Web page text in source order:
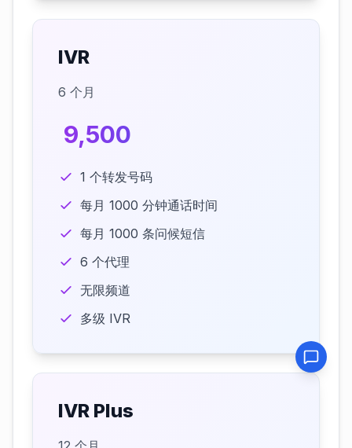
IVR
6 个月
₹ 9,500
1 个转发号码
每月 1000 分钟通话时间
每月 1000 条问候短信
6 个代理
无限频道
多级 IVR
IVR Plus